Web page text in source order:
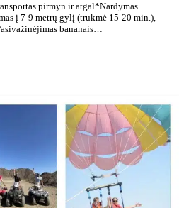
pirmyn ir atgal*Nardymas
į 7-9 metrų gylį (trukmė 15-20 min.),
bananais…